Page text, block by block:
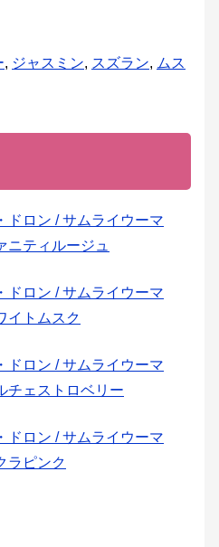
, ジャスミン, スズラン, ムス
ドロン / サムライウーマ
ニティルージュ
ドロン / サムライウーマ
イトムスク
ドロン / サムライウーマ
チェストロベリー
ドロン / サムライウーマ
ラピンク